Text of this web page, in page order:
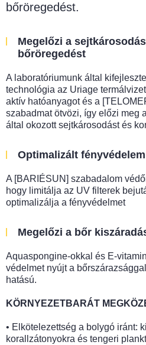
bőröregedést.
Megelőzi a
bőröregedést
A laboratóriumunk által
technológia az Uriage
aktív hatóanyagot és a
szabadmat ötvözi, így előzi meg
által okozott sejtkárosodást és
Optimalizált fényvédelem
A [BARIÉSUN] szabadalom
hogy limitálja az UV filterek
optimalizálja a fényvédelmet
Megelőzi a bőr
Aquaspongine-okkal és E-
védelmet nyújt a
hatású.
KÖRNYEZETBARÁT
• Elkötelezettség a bolygó iránt:
korallzátonyokra és tengeri